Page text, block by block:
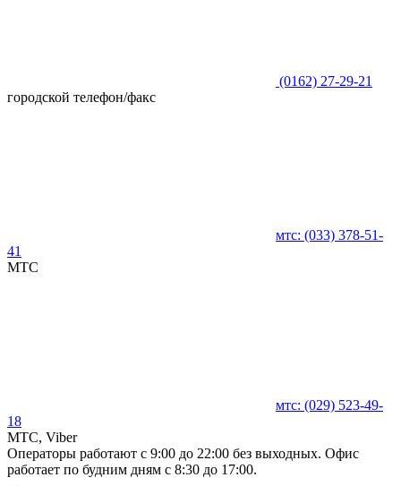
(0162) 27-29-21
городской телефон/факс
мтс: (033) 378-51-
41
MTC
мтс: (029) 523-49-
18
MTC, Viber
Операторы работают с 9:00 до 22:00 без выходных. Офис
работает по будним дням с 8:30 до 17:00.